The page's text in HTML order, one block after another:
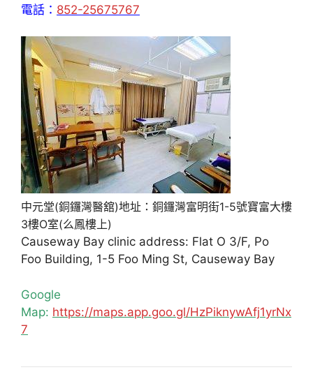
電話： 852-25675767
中元堂(銅鑼灣醫舘)地址：銅鑼灣富明街1-5號寶富大樓
3樓O室(么鳳樓上)
Causeway Bay clinic address: Flat O 3/F, Po
Foo Building, 1-5 Foo Ming St, Causeway Bay
Google
Map: https://maps.app.goo.gl/HzPiknywAfj1yrNx
7